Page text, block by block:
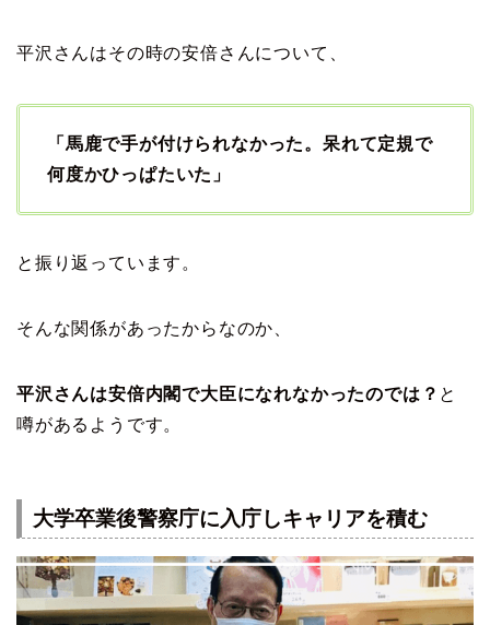
平沢さんはその時の安倍さんについて、
「馬鹿で手が付けられなかった。呆れて定規で
何度かひっぱたいた」
と振り返っています。
そんな関係があったからなのか、
平沢さんは安倍内閣で大臣になれなかったのでは？ と
噂があるようです。
大学卒業後警察庁に入庁しキャリアを積む